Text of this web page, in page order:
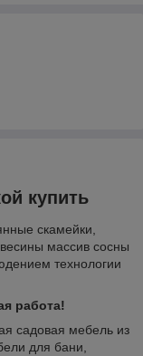
купить
скамейки,
массив сосны
технологии
работа!
садовая мебель из
для бани,